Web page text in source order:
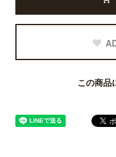
この商品